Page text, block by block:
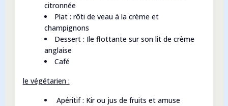
citronnée
Plat : rôti de veau à la crème et
champignons
Dessert : Ile flottante sur son lit de crème
anglaise
Café
le végétarien :
Apéritif : Kir ou jus de fruits et amuse